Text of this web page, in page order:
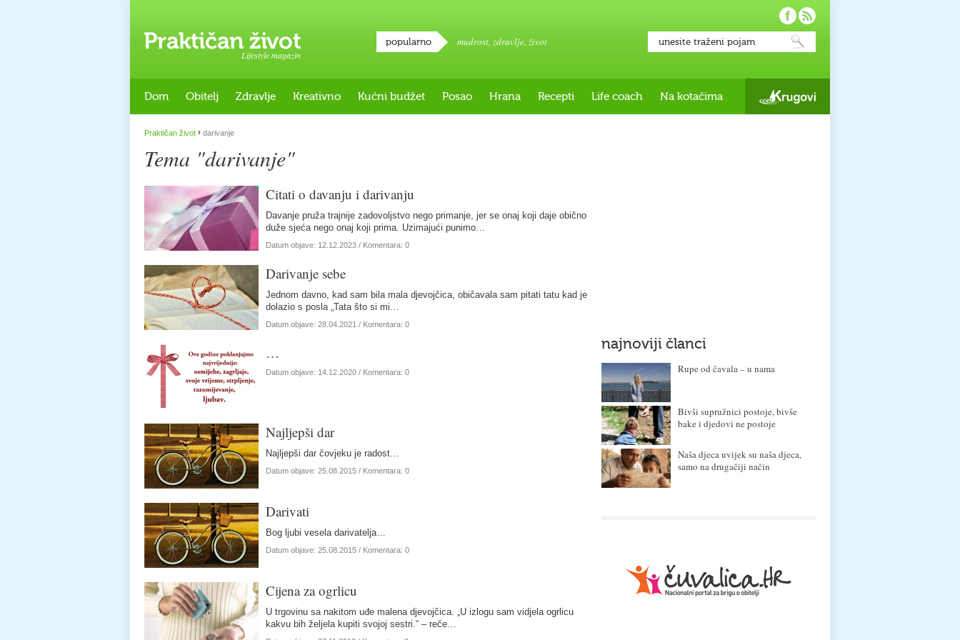
Lifestyle magazin
popularno mudrost, zdravlje, život
Dom Obitelj Zdravlje Kreativno Kućni budžet Posao Hrana Recepti Life coach Na kotačima
Praktičan život › darivanje
Tema "darivanje"
Citati o davanju i darivanju
Davanje pruža trajnije zadovoljstvo nego primanje, jer se onaj koji daje obično
duže sjeća nego onaj koji prima. Uzimajući punimo…
Datum objave: 12.12.2023 / Komentara: 0
Darivanje sebe
Jednom davno, kad sam bila mala djevojčica, običavala sam pitati tatu kad je
dolazio s posla „Tata što si mi…
Datum objave: 28.04.2021 / Komentara: 0
…
Datum objave: 14.12.2020 / Komentara: 0
Najljepši dar
Najljepši dar čovjeku je radost…
Datum objave: 25.08.2015 / Komentara: 0
Darivati
Bog ljubi vesela darivatelja…
Datum objave: 25.08.2015 / Komentara: 0
Cijena za ogrlicu
U trgovinu sa nakitom uđe malena djevojčica. „U izlogu sam vidjela ogrlicu
kakvu bih željela kupiti svojoj sestri.“ – reče…
najnoviji članci
Rupe od čavala – u nama
Bivši supružnici postoje, bivše
bake i djedovi ne postoje
Naša djeca uvijek su naša djeca,
samo na drugačiji način